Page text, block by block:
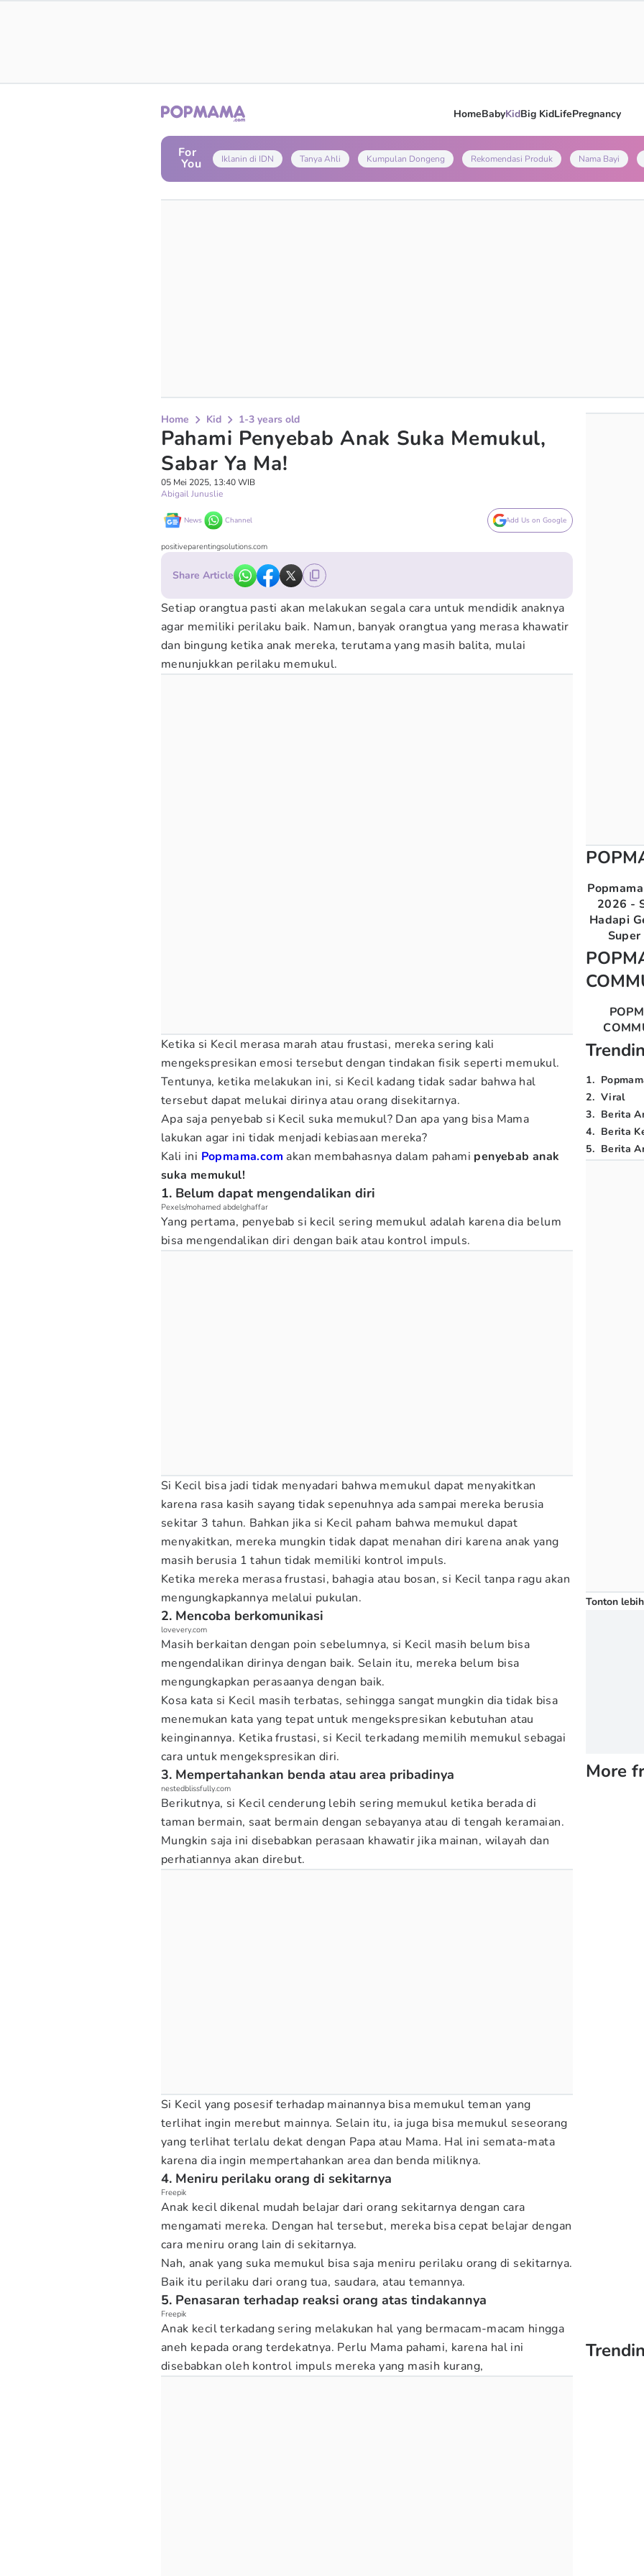
HomeBabyKidBig KidLifePregnancy
For
You Iklanin di IDN Tanya Ahli Kumpulan Dongeng Rekomendasi Produk Nama Bayi
Home Kid 1-3 years old
Pahami Penyebab Anak Suka Memukul,
Sabar Ya Ma!
05 Mei 2025, 13:40 WIB
Abigail Junuslie
News Channel Add Us on Google
positiveparentingsolutions.com
Share Article
Setiap orangtua pasti akan melakukan segala cara untuk mendidik anaknya
agar memiliki perilaku baik. Namun, banyak orangtua yang merasa khawatir
dan bingung ketika anak mereka, terutama yang masih balita, mulai
menunjukkan perilaku memukul.
Ketika si Kecil merasa marah atau frustasi, mereka sering kali
mengekspresikan emosi tersebut dengan tindakan fisik seperti memukul.
Tentunya, ketika melakukan ini, si Kecil kadang tidak sadar bahwa hal
tersebut dapat melukai dirinya atau orang disekitarnya.
Apa saja penyebab si Kecil suka memukul? Dan apa yang bisa Mama
lakukan agar ini tidak menjadi kebiasaan mereka?
Kali ini Popmama.com akan membahasnya dalam pahami penyebab anak
suka memukul!
1. Belum dapat mengendalikan diri
Pexels/mohamed abdelghaffar
Yang pertama, penyebab si kecil sering memukul adalah karena dia belum
bisa mengendalikan diri dengan baik atau kontrol impuls.
Si Kecil bisa jadi tidak menyadari bahwa memukul dapat menyakitkan
karena rasa kasih sayang tidak sepenuhnya ada sampai mereka berusia
sekitar 3 tahun. Bahkan jika si Kecil paham bahwa memukul dapat
menyakitkan, mereka mungkin tidak dapat menahan diri karena anak yang
masih berusia 1 tahun tidak memiliki kontrol impuls.
Ketika mereka merasa frustasi, bahagia atau bosan, si Kecil tanpa ragu akan
mengungkapkannya melalui pukulan.
2. Mencoba berkomunikasi
lovevery.com
Masih berkaitan dengan poin sebelumnya, si Kecil masih belum bisa
mengendalikan dirinya dengan baik. Selain itu, mereka belum bisa
mengungkapkan perasaanya dengan baik.
Kosa kata si Kecil masih terbatas, sehingga sangat mungkin dia tidak bisa
menemukan kata yang tepat untuk mengekspresikan kebutuhan atau
keinginannya. Ketika frustasi, si Kecil terkadang memilih memukul sebagai
cara untuk mengekspresikan diri.
3. Mempertahankan benda atau area pribadinya
nestedblissfully.com
Berikutnya, si Kecil cenderung lebih sering memukul ketika berada di
taman bermain, saat bermain dengan sebayanya atau di tengah keramaian.
Mungkin saja ini disebabkan perasaan khawatir jika mainan, wilayah dan
perhatiannya akan direbut.
Si Kecil yang posesif terhadap mainannya bisa memukul teman yang
terlihat ingin merebut mainnya. Selain itu, ia juga bisa memukul seseorang
yang terlihat terlalu dekat dengan Papa atau Mama. Hal ini semata-mata
karena dia ingin mempertahankan area dan benda miliknya.
4. Meniru perilaku orang di sekitarnya
Freepik
Anak kecil dikenal mudah belajar dari orang sekitarnya dengan cara
mengamati mereka. Dengan hal tersebut, mereka bisa cepat belajar dengan
cara meniru orang lain di sekitarnya.
Nah, anak yang suka memukul bisa saja meniru perilaku orang di sekitarnya.
Baik itu perilaku dari orang tua, saudara, atau temannya.
5. Penasaran terhadap reaksi orang atas tindakannya
Freepik
Anak kecil terkadang sering melakukan hal yang bermacam-macam hingga
aneh kepada orang terdekatnya. Perlu Mama pahami, karena hal ini
disebabkan oleh kontrol impuls mereka yang masih kurang,
2026 -
Hadapi
1.
2. Viral
3. Berita
4. Berita
5. Berita
Tonton
More